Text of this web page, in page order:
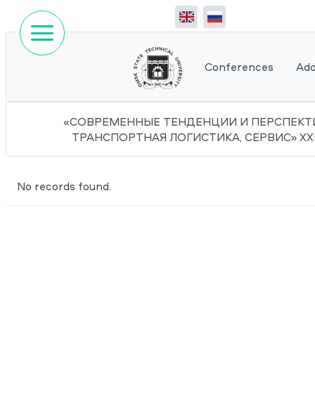
Conferences
«СОВРЕМЕННЫЕ ТЕНДЕНЦИИ И
ТРАНСПОРТНАЯ ЛОГИСТИКА, СЕРВИС»
No records found.